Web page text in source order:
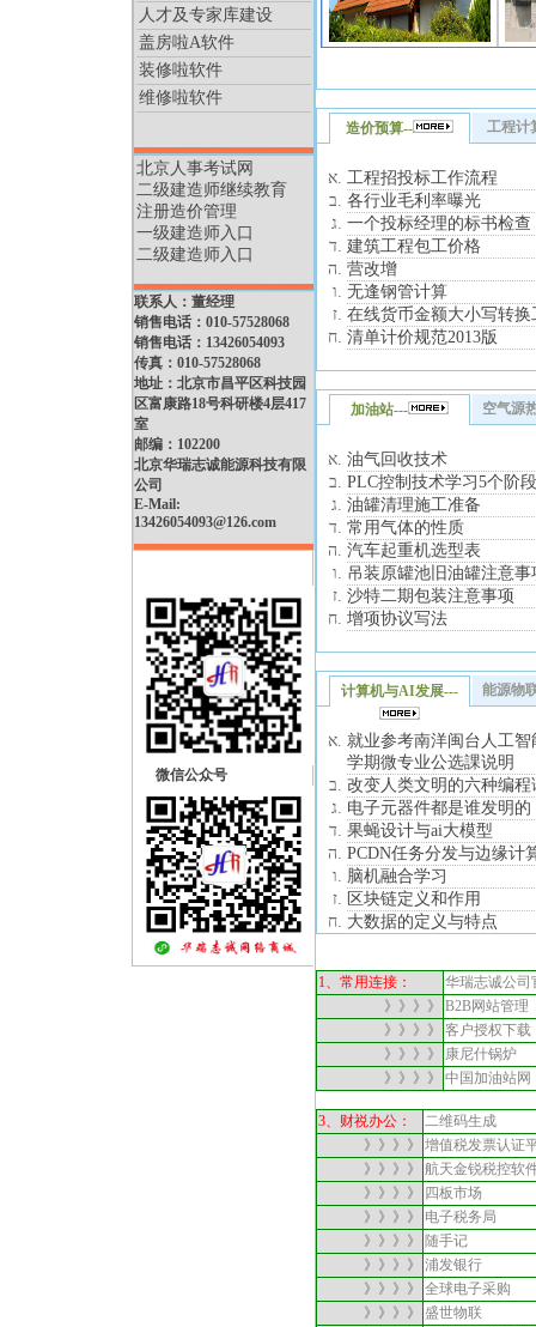
人才及专家库建设
盖房啦A软件
装修啦软件
维修啦软件
北京人事考试网
二级建造师继续教育
注册造价管理
一级建造师入口
二级建造师入口
联系人：董经理
销售电话：010-57528068
销售电话：13426054093
传真：010-57528068
地址：北京市昌平区科技园
区富康路18号科研楼4层417
室
邮编：102200
北京华瑞志诚能源科技有限
公司
E-Mail:
13426054093@126.com
微信公众号
造价预算-- 工程计
工程招投标工作流程
各行业毛利率曝光
一个投标经理的标书检查
建筑工程包工价格
营改增
无逢钢管计算
在线货币金额大小写转换
清单计价规范2013版
加油站--- 空气源
油气回收技术
PLC控制技术学习5个阶段
油罐清理施工准备
常用气体的性质
汽车起重机选型表
吊装原罐池旧油罐注意事
沙特二期包装注意事项
增项协议写法
计算机与AI发展--- 能源物
就业参考南洋闽台人工智
学期微专业公选課说明
改变人类文明的六种编程
电子元器件都是谁发明的
果蝇设计与ai大模型
PCDN任务分发与边缘计
脑机融合学习
区块链定义和作用
大数据的定义与特点
1、常用连接：
华瑞志诚公司
》》》》
B2B网站管理
》》》》
客户授权下载
》》》》
康尼什锅炉
》》》》
中国加油站网
3、财祱办公：
二维码生成
》》》》
增值税发票认证
》》》》
航天金锐税控软
》》》》
四板市场
》》》》
电子税务局
》》》》
随手记
》》》》
浦发银行
》》》》
全球电子采购
》》》》
盛世物联